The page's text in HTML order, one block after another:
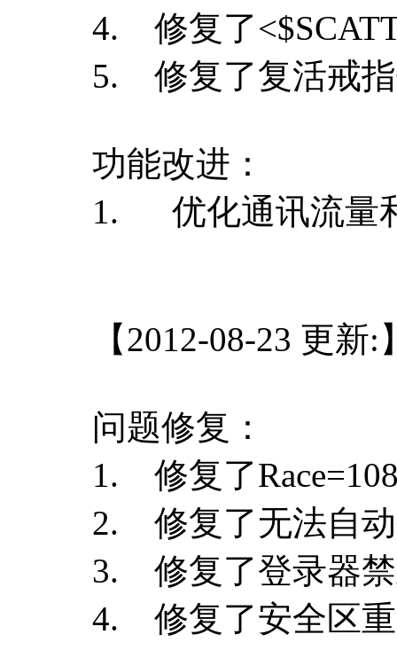
4. 修复了
5. 修复了复活戒
功能改进：
1. 优化通讯流量
【2012-08-23 更新:
问题修复：
1. 修复了
2. 修复了无法自
3. 修复了登录器
4. 修复了安全区